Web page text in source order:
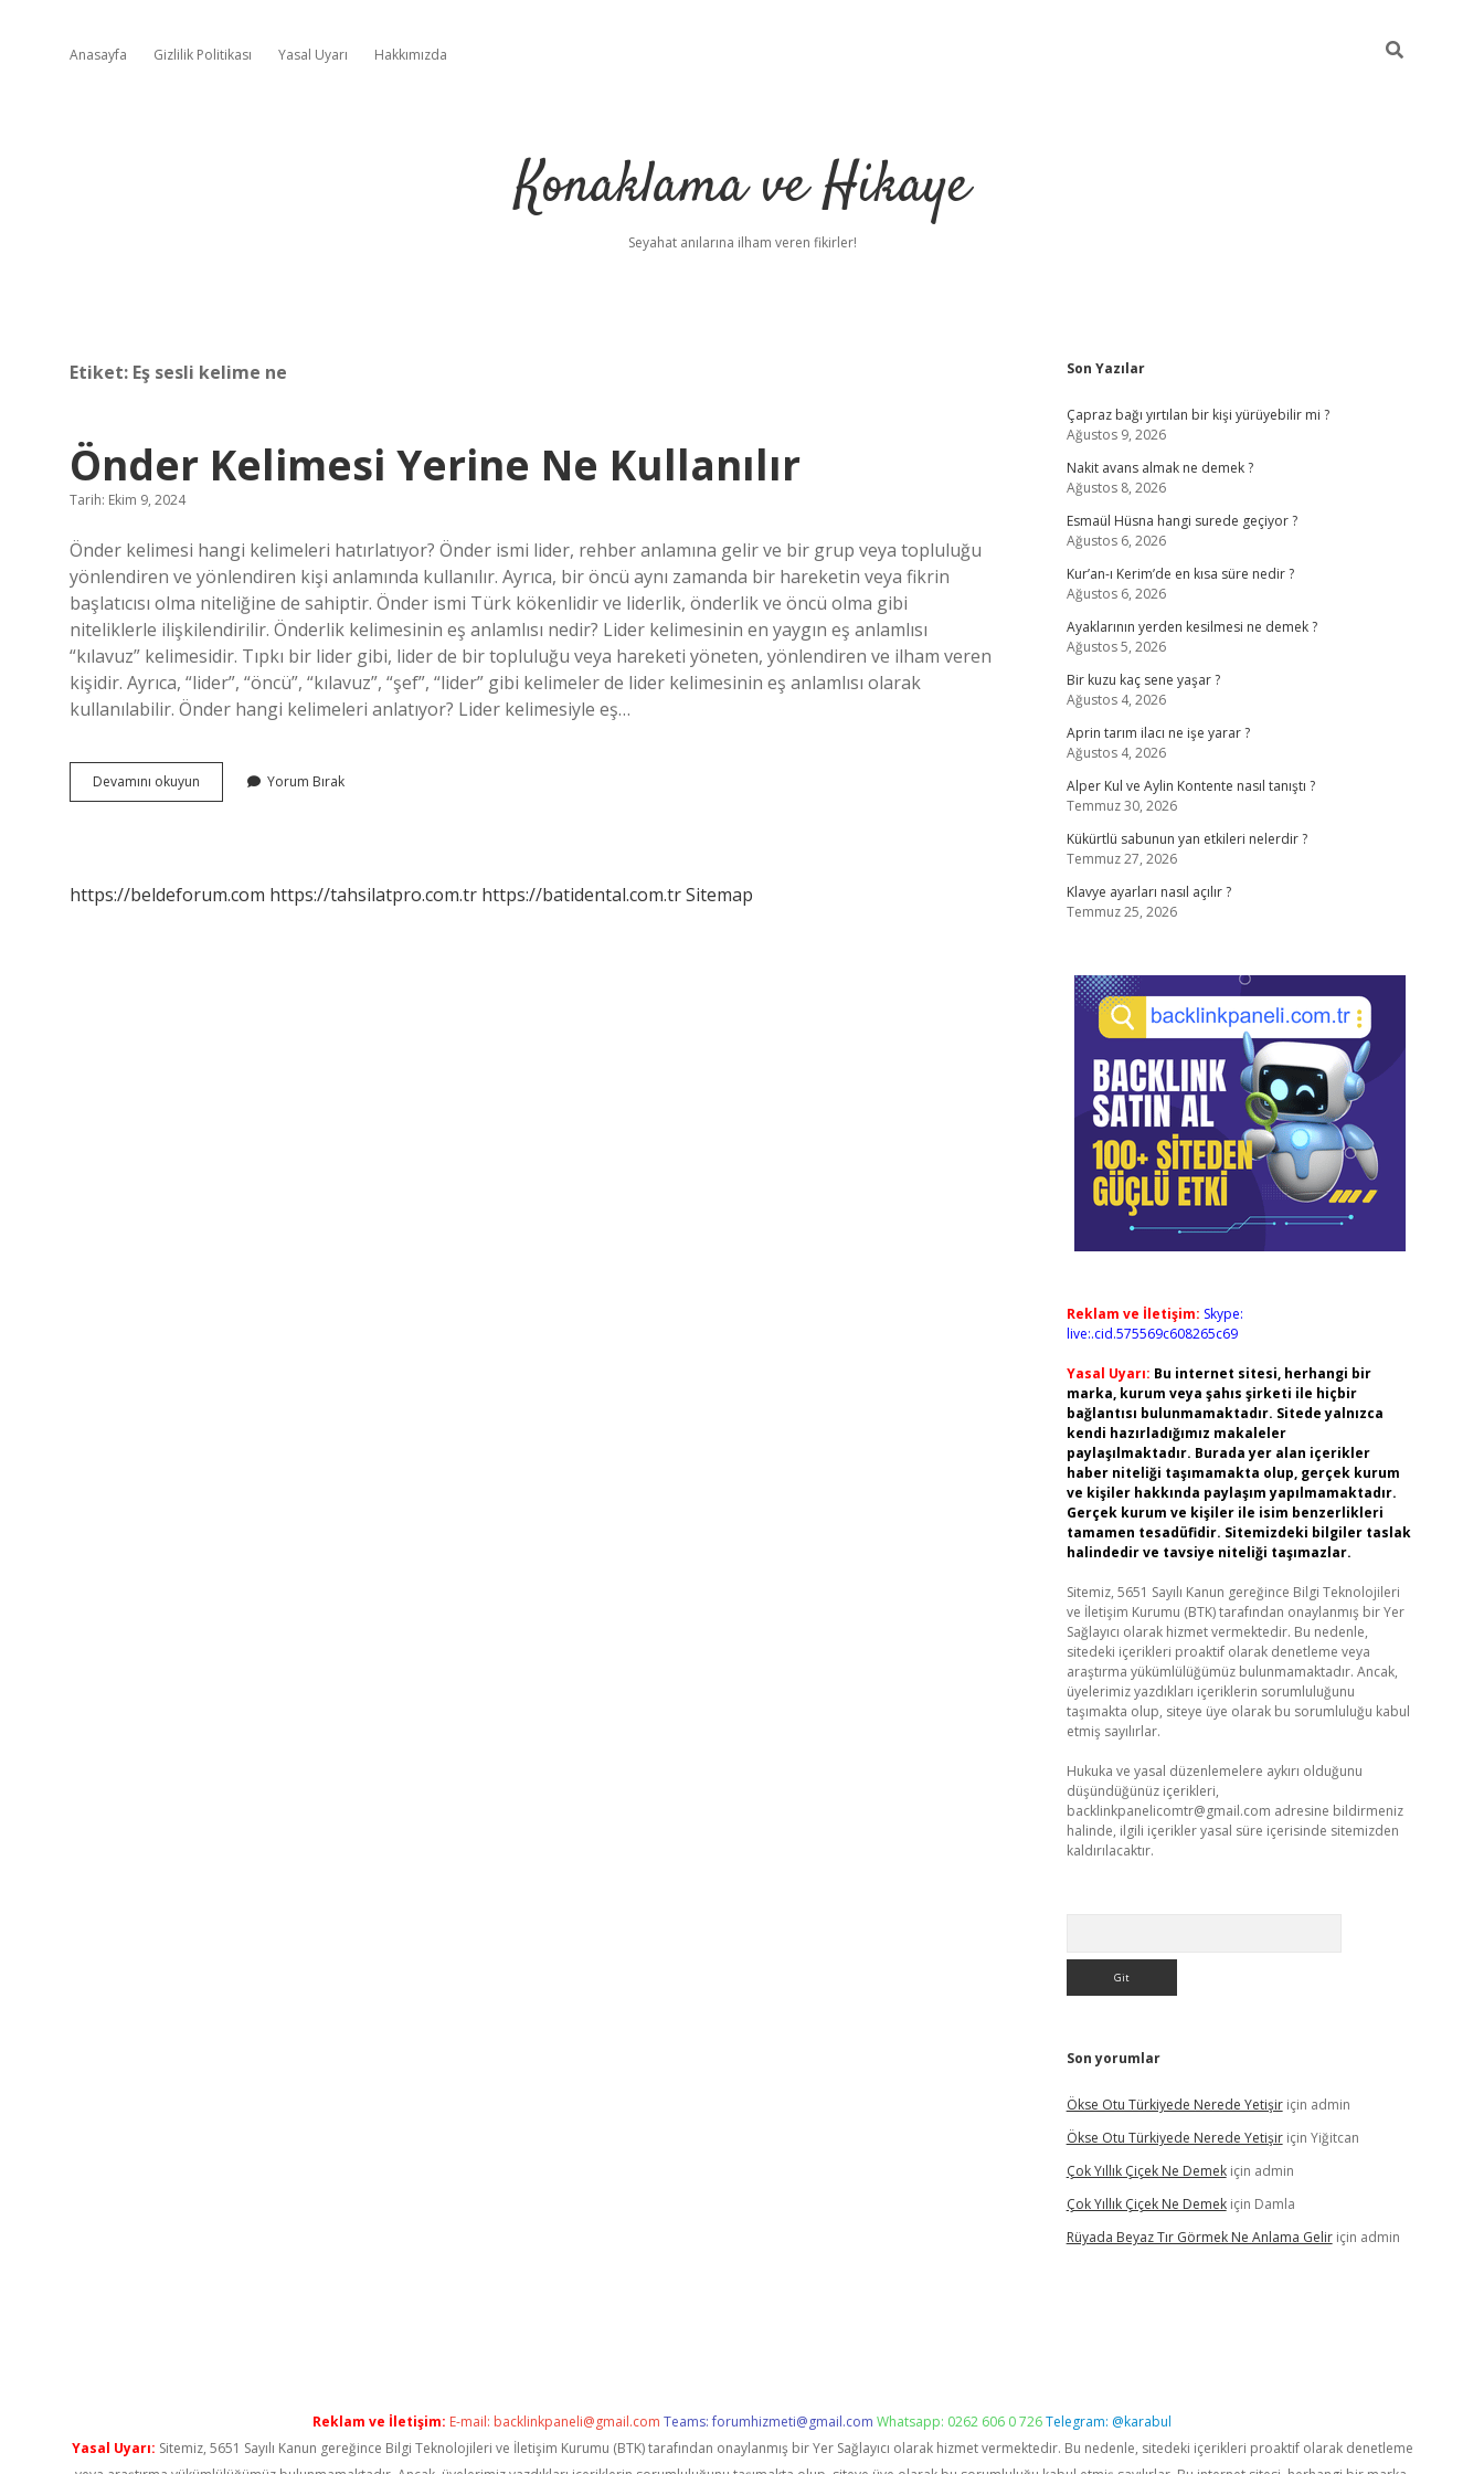
Anasayfa Gizlilik Politikası Yasal Uyarı Hakkımızda
Konaklama ve Hikaye
Seyahat anılarına ilham veren fikirler!
Etiket: Eş sesli kelime ne
Önder Kelimesi Yerine Ne Kullanılır
Tarih: Ekim 9, 2024
Önder kelimesi hangi kelimeleri hatırlatıyor? Önder ismi lider, rehber anlamına gelir ve bir grup veya topluluğu
yönlendiren ve yönlendiren kişi anlamında kullanılır. Ayrıca, bir öncü aynı zamanda bir hareketin veya fikrin
başlatıcısı olma niteliğine de sahiptir. Önder ismi Türk kökenlidir ve liderlik, önderlik ve öncü olma gibi
niteliklerle ilişkilendirilir. Önderlik kelimesinin eş anlamlısı nedir? Lider kelimesinin en yaygın eş anlamlısı
“kılavuz” kelimesidir. Tıpkı bir lider gibi, lider de bir topluluğu veya hareketi yöneten, yönlendiren ve ilham veren
kişidir. Ayrıca, “lider”, “öncü”, “kılavuz”, “şef”, “lider” gibi kelimeler de lider kelimesinin eş anlamlısı olarak
kullanılabilir. Önder hangi kelimeleri anlatıyor? Lider kelimesiyle eş…
Devamını okuyun
Kelimesi
Yorum Bırak
https://beldeforum.com https://tahsilatpro.com.tr https://batidental.com.trSitemap
Sidebar
Son Yazılar
Çapraz bağı yırtılan bir kişi yürüyebilir mi ?
Ağustos 9, 2026
Nakit avans almak ne demek ?
Ağustos 8, 2026
Esmaül Hüsna hangi surede geçiyor ?
Ağustos 6, 2026
Kur’an-ı Kerim’de en kısa süre nedir ?
Ağustos 6, 2026
Ayaklarının yerden kesilmesi ne demek ?
Ağustos 5, 2026
Bir kuzu kaç sene yaşar ?
Ağustos 4, 2026
Aprin tarım ilacı ne işe yarar ?
Ağustos 4, 2026
Alper Kul ve Aylin Kontente nasıl tanıştı ?
Temmuz 30, 2026
Kükürtlü sabunun yan etkileri nelerdir ?
Temmuz 27, 2026
Klavye ayarları nasıl açılır ?
Temmuz 25, 2026
Reklam ve İletişim: Skype:
live:.cid.575569c608265c69
Yasal Uyarı: Bu internet sitesi, herhangi bir
marka, kurum veya şahıs şirketi ile hiçbir
bağlantısı bulunmamaktadır. Sitede yalnızca
kendi hazırladığımız makaleler
paylaşılmaktadır. Burada yer alan içerikler
haber niteliği taşımamakta olup, gerçek kurum
ve kişiler hakkında paylaşım yapılmamaktadır.
Gerçek kurum ve kişiler ile isim benzerlikleri
tamamen tesadüfidir. Sitemizdeki bilgiler taslak
halindedir ve tavsiye niteliği taşımazlar.
Sitemiz, 5651 Sayılı Kanun gereğince Bilgi Teknolojileri
ve İletişim Kurumu (BTK) tarafından onaylanmış bir Yer
Sağlayıcı olarak hizmet vermektedir. Bu nedenle,
sitedeki içerikleri proaktif olarak denetleme veya
araştırma yükümlülüğümüz bulunmamaktadır. Ancak,
üyelerimiz yazdıkları içeriklerin sorumluluğunu
taşımakta olup, siteye üye olarak bu sorumluluğu kabul
etmiş sayılırlar.
Hukuka ve yasal düzenlemelere aykırı olduğunu
düşündüğünüz içerikleri,
backlinkpanelicomtr@gmail.com adresine bildirmeniz
halinde, ilgili içerikler yasal süre içerisinde sitemizden
kaldırılacaktır.
Son yorumlar
Ökse Otu Türkiyede Nerede Yetişiriçin admin
Ökse Otu Türkiyede Nerede Yetişiriçin Yiğitcan
Çok Yıllık Çiçek Ne Demekiçin admin
Çok Yıllık Çiçek Ne Demekiçin Damla
Rüyada Beyaz Tır Görmek Ne Anlama Geliriçin admin
Reklam ve İletişim: E-mail: backlinkpaneli@gmail.com Teams:forumhizmeti@gmail.com Whatsapp: 0262 606 0 726Telegram: @karabul
Yasal Uyarı: Sitemiz, 5651 Sayılı Kanun gereğince Bilgi Teknolojileri ve İletişim Kurumu (BTK) tarafından onaylanmış bir Yer Sağlayıcı olarak hizmet vermektedir. Bu nedenle, sitedeki içerikleri proaktif olarak denetleme